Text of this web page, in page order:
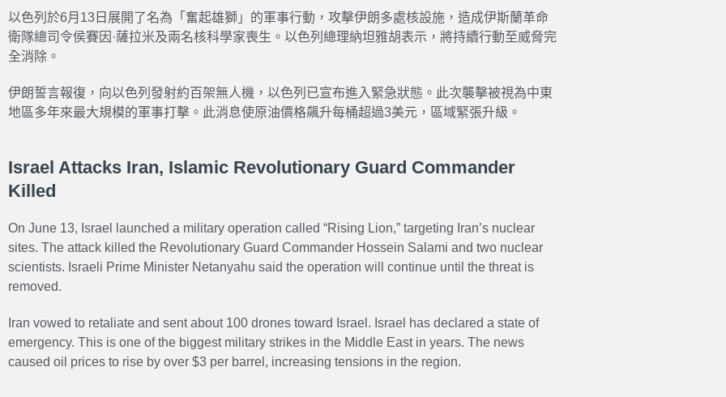
以色列於6月13日展開了名為「奮起雄獅」的軍事行動，攻擊伊朗多處核設施，造成伊斯蘭革命
衛隊總司令侯賽因·薩拉米及兩名核科學家喪生。以色列總理納坦雅胡表示，將持續行動至威脅完
全消除。
伊朗誓言報復，向以色列發射約百架無人機，以色列已宣布進入緊急狀態。此次襲擊被視為中東
地區多年來最大規模的軍事打擊。此消息使原油價格飆升每桶超過3美元，區域緊張升級。
Israel Attacks Iran, Islamic Revolutionary Guard Commander
Killed
On June 13, Israel launched a military operation called “Rising Lion,” targeting Iran’s nuclear
sites. The attack killed the Revolutionary Guard Commander Hossein Salami and two nuclear
scientists. Israeli Prime Minister Netanyahu said the operation will continue until the threat is
removed.
Iran vowed to retaliate and sent about 100 drones toward Israel. Israel has declared a state of
emergency. This is one of the biggest military strikes in the Middle East in years. The news
caused oil prices to rise by over $3 per barrel, increasing tensions in the region.